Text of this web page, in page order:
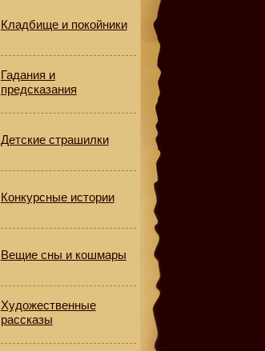
Кладбище и покойники
Гадания и
предсказания
Детские страшилки
Конкурсные истории
Вещие сны и кошмары
Художественные
рассказы